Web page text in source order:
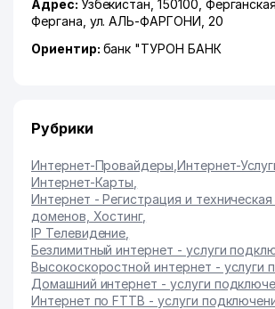
Адрес: Узбекистан, 150100,
Фергана ул. АЛЬ-ФАРГОНИ , 20
Ориентир: банк "ТУРОН БАНК
Рубрики
Интернет-Провайдеры ,Интернет-
Интернет-Карты
Интернет - Регистрация и
доменов, Хостинг,
IP Телевидение
Безлимитный интернет - услуги
Высокоскоростной интернет - услуги
Домашний интернет - услуги
Интернет по FTTB - услуги